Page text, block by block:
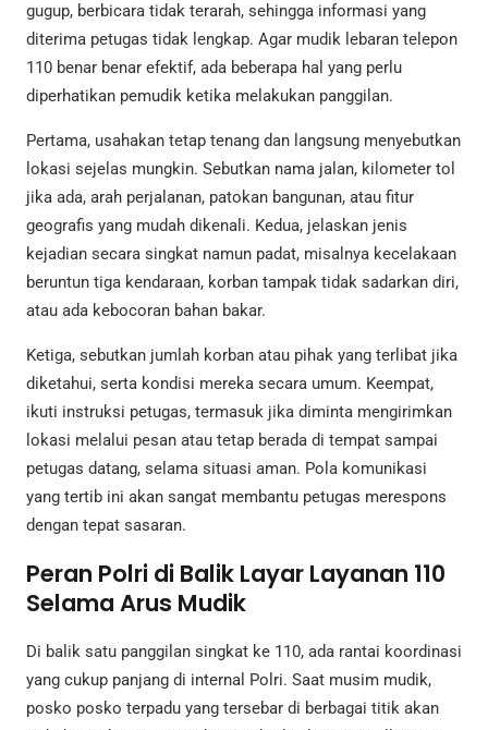
gugup, berbicara tidak terarah, sehingga informasi yang
diterima petugas tidak lengkap. Agar mudik lebaran telepon
110 benar benar efektif, ada beberapa hal yang perlu
diperhatikan pemudik ketika melakukan panggilan.
Pertama, usahakan tetap tenang dan langsung menyebutkan
lokasi sejelas mungkin. Sebutkan nama jalan, kilometer tol
jika ada, arah perjalanan, patokan bangunan, atau fitur
geografis yang mudah dikenali. Kedua, jelaskan jenis
kejadian secara singkat namun padat, misalnya kecelakaan
beruntun tiga kendaraan, korban tampak tidak sadarkan diri,
atau ada kebocoran bahan bakar.
Ketiga, sebutkan jumlah korban atau pihak yang terlibat jika
diketahui, serta kondisi mereka secara umum. Keempat,
ikuti instruksi petugas, termasuk jika diminta mengirimkan
lokasi melalui pesan atau tetap berada di tempat sampai
petugas datang, selama situasi aman. Pola komunikasi
yang tertib ini akan sangat membantu petugas merespons
dengan tepat sasaran.
Peran Polri di Balik Layar Layanan 110
Selama Arus Mudik
Di balik satu panggilan singkat ke 110, ada rantai koordinasi
yang cukup panjang di internal Polri. Saat musim mudik,
posko posko terpadu yang tersebar di berbagai titik akan